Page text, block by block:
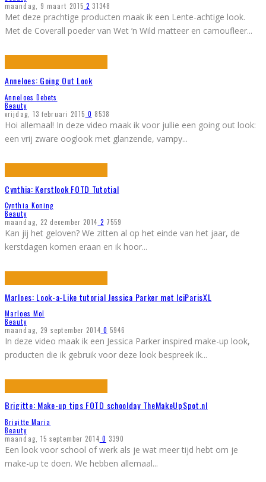
maandag, 9 maart 2015 2 31348
Met deze prachtige producten maak ik een Lente-achtige look.
Met de Coverall poeder van Wet ’n Wild matteer en camoufleer...
Anneloes: Going Out Look
Anneloes Debets
Beauty
vrijdag, 13 februari 2015 0 8538
Hoi allemaal! In deze video maak ik voor jullie een going out look:
een vrij zware ooglook met glanzende, vampy...
Cynthia: Kerstlook FOTD Tutotial
Cynthia Koning
Beauty
maandag, 22 december 2014 2 7559
Kan jij het geloven? We zitten al op het einde van het jaar, de
kerstdagen komen eraan en ik hoor...
Marloes: Look-a-Like tutorial Jessica Parker met IciParisXL
Marloes Mol
Beauty
maandag, 29 september 2014 0 5946
In deze video maak ik een Jessica Parker inspired make-up look,
producten die ik gebruik voor deze look bespreek ik...
Brigitte: Make-up tips FOTD schoolday TheMakeUpSpot.nl
Brigitte Maria
Beauty
maandag, 15 september 2014 0 3390
Een look voor school of werk als je wat meer tijd hebt om je
make-up te doen. We hebben allemaal...